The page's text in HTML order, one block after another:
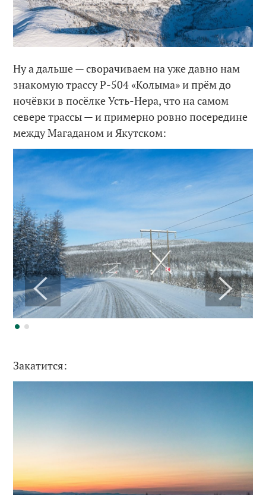
Ну а дальше — сворачиваем на уже давно нам
знакомую трассу Р-504 «Колыма» и прём до
ночёвки в посёлке Усть-Нера, что на самом
севере трассы — и примерно ровно посередине
между Магаданом и Якутском:
Закатится: